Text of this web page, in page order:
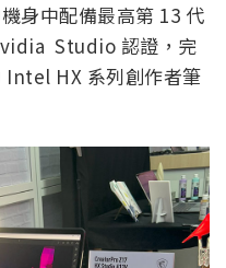
身中配備最高第 13 代
Studio 認證，完
Intel HX 系列創作者筆